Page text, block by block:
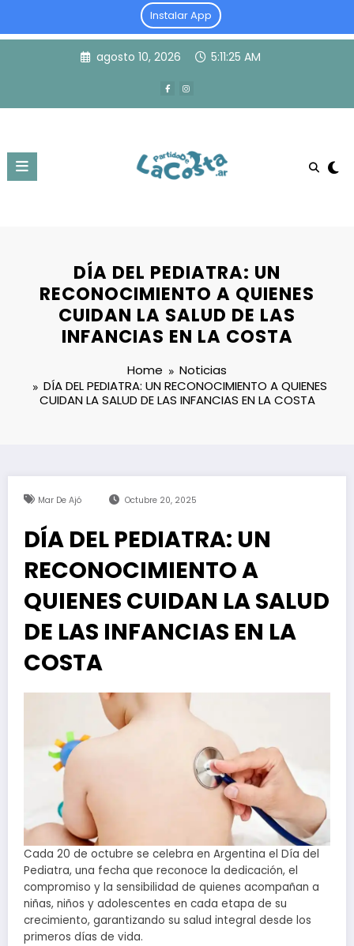
Instalar App
agosto 10, 2026 5:11:25 AM
DÍA DEL PEDIATRA: UN
RECONOCIMIENTO A QUIENES
CUIDAN LA SALUD DE LAS
INFANCIAS EN LA COSTA
Home
Noticias
DÍA DEL PEDIATRA: UN RECONOCIMIENTO A QUIENES
CUIDAN LA SALUD DE LAS INFANCIAS EN LA COSTA
Mar De Ajó Octubre 20, 2025
DÍA DEL PEDIATRA: UN
RECONOCIMIENTO A
QUIENES CUIDAN LA SALUD
DE LAS INFANCIAS EN LA
COSTA
Cada 20 de octubre se celebra en Argentina el Día del
Pediatra, una fecha que reconoce la dedicación, el
compromiso y la sensibilidad de quienes acompañan a
niñas, niños y adolescentes en cada etapa de su
crecimiento, garantizando su salud integral desde los
primeros días de vida.